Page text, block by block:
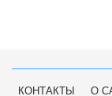
КОНТАКТЫ О